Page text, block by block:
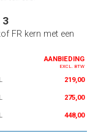
3
FR kern met een
AANBIEDING
EXCL. BTW
219,00
275,00
448,00